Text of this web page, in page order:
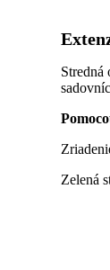
Stredná
Zelená